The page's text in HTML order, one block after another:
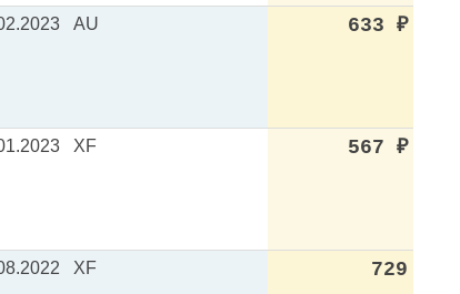
AU 633 ₽
XF 567 ₽
XF 729